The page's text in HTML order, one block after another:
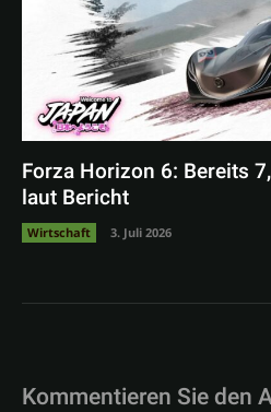
Forza Horizon 6: Bereits
laut Bericht
Wirtschaft 3. Juli 2026
Kommentieren Sie den